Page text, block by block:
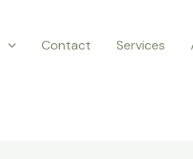
Contact Services